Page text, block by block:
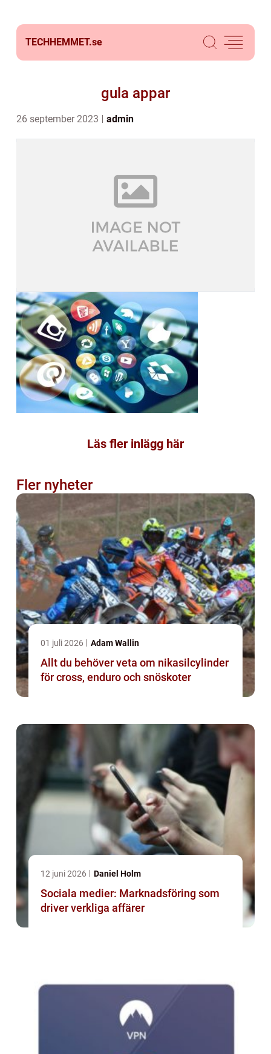
TECHHEMMET.se
gula appar
26 september 2023 admin
Läs fler inlägg här
Fler nyheter
01 juli 2026 Adam Wallin
Allt du behöver veta om nikasilcylinder
för cross, enduro och snöskoter
12 juni 2026 Daniel Holm
Sociala medier: Marknadsföring som
driver verkliga affärer